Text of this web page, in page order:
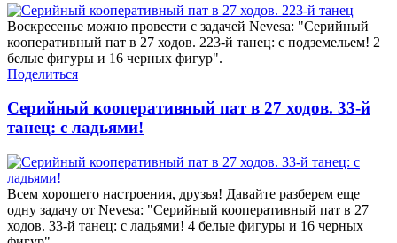
Воскресенье можно провести с задачей Nevesa: "Серийный
кооперативный пат в 27 ходов. 223-й танец: с подземельем! 2
белые фигуры и 16 черных фигур".
Поделиться
Серийный кооперативный пат в 27 ходов. 33-й
танец: с ладьями!
Всем хорошего настроения, друзья! Давайте разберем еще
одну задачу от Nevesa: "Серийный кооперативный пат в 27
ходов. 33-й танец: с ладьями! 4 белые фигуры и 16 черных